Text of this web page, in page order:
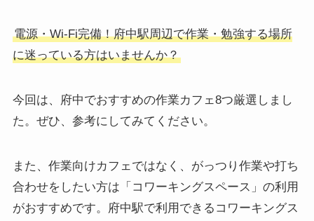
電源・Wi-Fi完備！府中駅周辺で作業・勉強する場所
に迷っている方はいませんか？
今回は、府中でおすすめの作業カフェ8つ厳選しまし
た。ぜひ、参考にしてみてください。
また、作業向けカフェではなく、がっつり作業や打ち
合わせをしたい方は「コワーキングスペース」の利用
がおすすめです。府中駅で利用できるコワーキングス